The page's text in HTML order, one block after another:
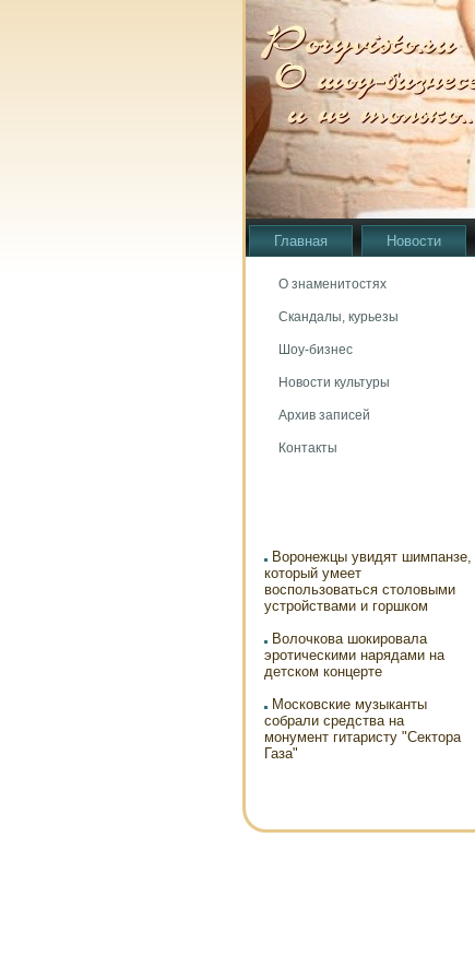
Главная Новости
О знаменитостях
Скандалы, курьезы
Шоу-бизнес
Новости культуры
Архив записей
Контакты
Воронежцы увидят шимпанзе,
который умеет
воспользоваться столовыми
устройствами и горшком
Волочкова шокировала
эротическими нарядами на
детском концерте
Московские музыканты
собрали средства на
монумент гитаристу "Сектора
Газа"